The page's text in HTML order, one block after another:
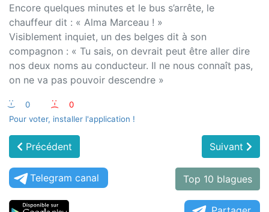
Encore quelques minutes et le bus s’arrête, le
chauffeur dit : « Alma Marceau ! »
Visiblement inquiet, un des belges dit à son
compagnon : « Tu sais, on devrait peut être aller dire
nos deux noms au conducteur. Il ne nous connaît pas,
on ne va pas pouvoir descendre »
:-) 0 :-(
0
Pour voter, installer l'application !
Précédent Suivant
Telegram canal Top 10 blagues